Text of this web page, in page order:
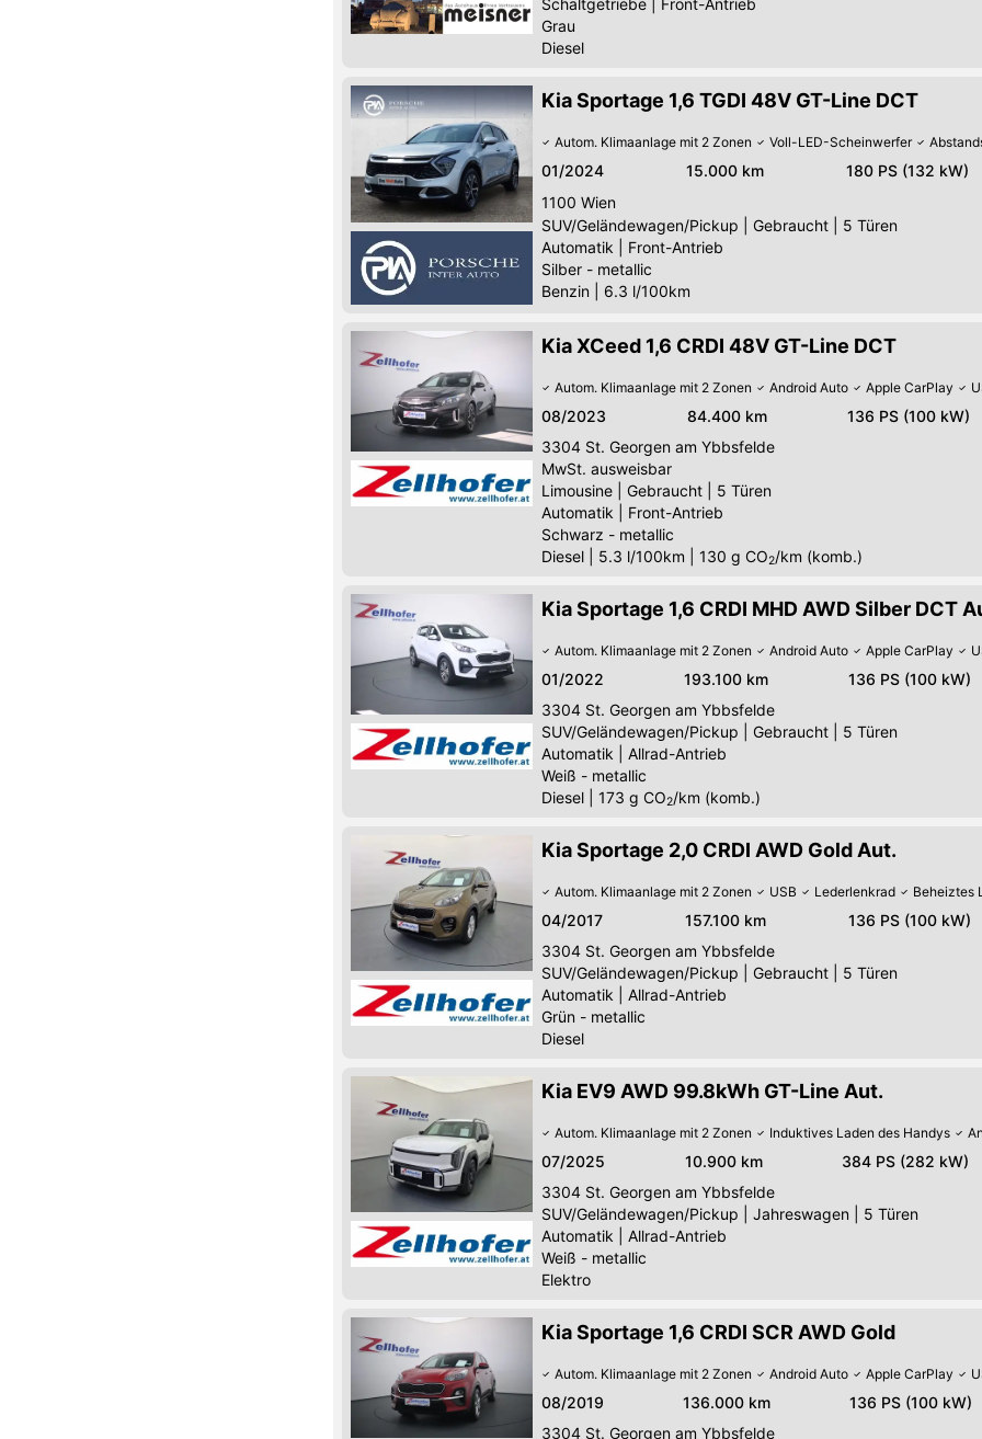
Schaltgetriebe
Front-Antrieb
Grau
Diesel
Kia Sportage 1,6 TGDI 48V GT-Line DCT
Autom. Klimaanlage mit 2 Zonen Voll-LED-Scheinwerfer
01/2024 15.000 km 180 PS (132 kW)
1100 Wien
SUV/Geländewagen/Pickup
Gebraucht
5 Türen
Automatik
Front-Antrieb
Silber - metallic
Benzin
6.3 l/100km
Kia XCeed 1,6 CRDI 48V GT-Line DCT
Autom. Klimaanlage mit 2 Zonen Android Auto Apple CarPlay
08/2023 84.400 km 136 PS (100 kW)
3304 St. Georgen am Ybbsfelde
MwSt. ausweisbar
Limousine
Gebraucht
5 Türen
Automatik
Front-Antrieb
Schwarz - metallic
Diesel
5.3 l/100km 130 g CO2/km (komb.)
Kia Sportage 1,6 CRDI MHD AWD Silber DCT
Autom. Klimaanlage mit 2 Zonen Android Auto Apple CarPlay
01/2022 193.100 km 136 PS (100 kW)
3304 St. Georgen am Ybbsfelde
SUV/Geländewagen/Pickup
Gebraucht
5 Türen
Automatik
Allrad-Antrieb
Weiß - metallic
Diesel
173 g CO2/km (komb.)
Kia Sportage 2,0 CRDI AWD Gold Aut.
Autom. Klimaanlage mit 2 Zonen USB Lederlenkrad Beheiztes
04/2017 157.100 km 136 PS (100 kW)
3304 St. Georgen am Ybbsfelde
SUV/Geländewagen/Pickup
Gebraucht
5 Türen
Automatik
Allrad-Antrieb
Grün - metallic
Diesel
Kia EV9 AWD 99.8kWh GT-Line Aut.
Autom. Klimaanlage mit 2 Zonen Induktives Laden des Handys
07/2025 10.900 km 384 PS (282 kW)
3304 St. Georgen am Ybbsfelde
SUV/Geländewagen/Pickup
Jahreswagen
5 Türen
Automatik
Allrad-Antrieb
Weiß - metallic
Elektro
Kia Sportage 1,6 CRDI SCR AWD Gold
Autom. Klimaanlage mit 2 Zonen Android Auto Apple CarPlay
08/2019 136.000 km 136 PS (100 kW)
3304 St. Georgen am Ybbsfelde